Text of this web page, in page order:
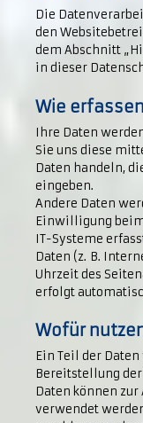
Die
den
dem Abschnitt
in dieser
Wie
Ihre Daten
Sie uns diese
Daten handeln,
eingeben.
Andere Daten
Einwilligung
IT-Systeme
Daten (z. B.
Uhrzeit des
erfolgt
Wofür
Ein Teil der
Bereitstellung
Daten können
verwendet